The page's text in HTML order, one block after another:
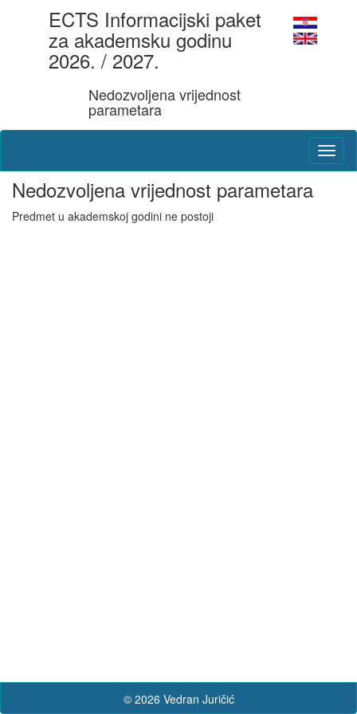
ECTS Informacijski paket
za akademsku godinu
2026. / 2027.
Nedozvoljena vrijednost
parametara
Nedozvoljena vrijednost parametara
Predmet u akademskoj godini ne postoji
© 2026 Vedran Juričić